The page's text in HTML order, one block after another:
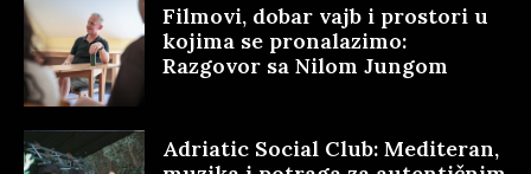
Filmovi, dobar vajb i prostori u
kojima se pronalazimo:
Razgovor sa Nilom Jungom
Adriatic Social Club: Mediteran,